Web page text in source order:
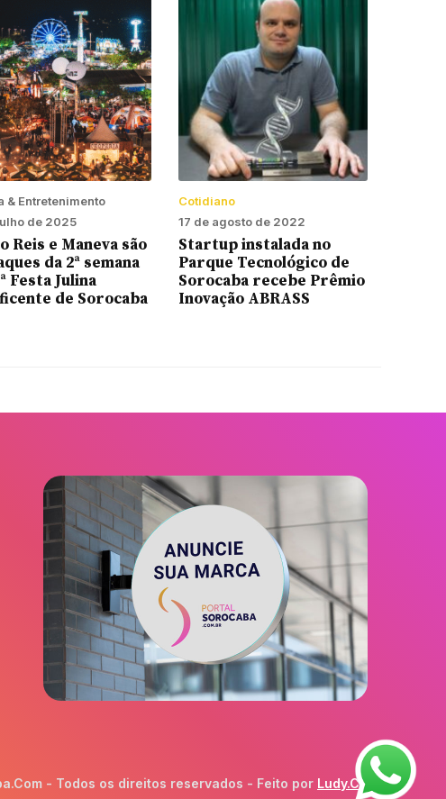
& Entretenimento
de 2025
Reis e Maneva são
da 2ª semana
Festa Julina
de Sorocaba
Cotidiano
17 de agosto de 2022
Startup instalada no
Parque Tecnológico de
Sorocaba recebe Prêmio
Inovação ABRASS
- Todos os direitos reservados - Feito por Ludy.Co